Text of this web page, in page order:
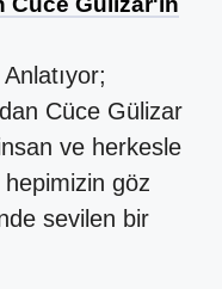
Cüce Gülizar
ve herkesle
göz
sevilen bir